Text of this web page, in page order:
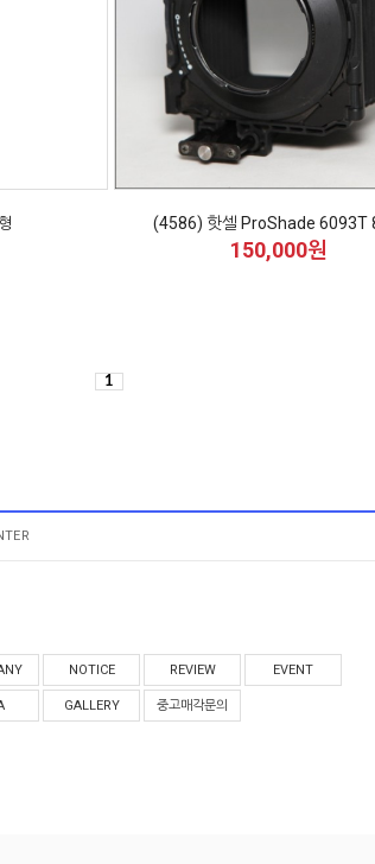
(4586) 핫셀 ProShade 6093T
150,000원
1
NOTICE REVIEW EVENT
GALLERY 중고매각문의